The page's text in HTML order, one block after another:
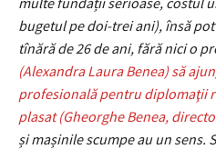
bugetul pe doi-trei ani), însă
tînără de 26 de ani, fără nici o
(Alexandra Laura Benea) să
profesională pentru diplomaţii
plasat (Gheorghe Benea,
și mașinile scumpe au un sens.